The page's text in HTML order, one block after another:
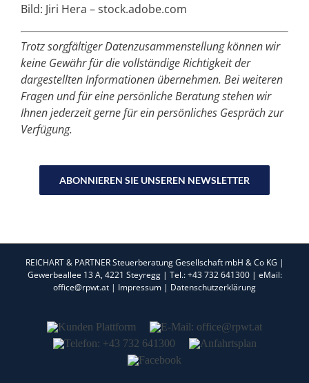
Bild: Jiri Hera – stock.adobe.com
Trotz sorgfältiger Datenzusammenstellung können wir
keine Gewähr für die vollständige Richtigkeit der
dargestellten Informationen übernehmen. Bei weiteren
Fragen und für eine persönliche Beratung stehen wir
Ihnen jederzeit gerne für ein persönliches Gespräch zur
Verfügung.
ABONNIEREN SIE UNSEREN NEWSLETTER
REICHART & PARTNER Steuerberatung Gesellschaft mbH & Co KG |
Gewerbeallee 13 A, 4221 Steyregg | Tel.: +43 732 641300 | eMail:
office@rpwt.at | Impressum | Datenschutzerklärung
Kunden
Plattform
E-
Mail:
office@rpwt.at
Telefon:
Anfahrtsplan
Facebook